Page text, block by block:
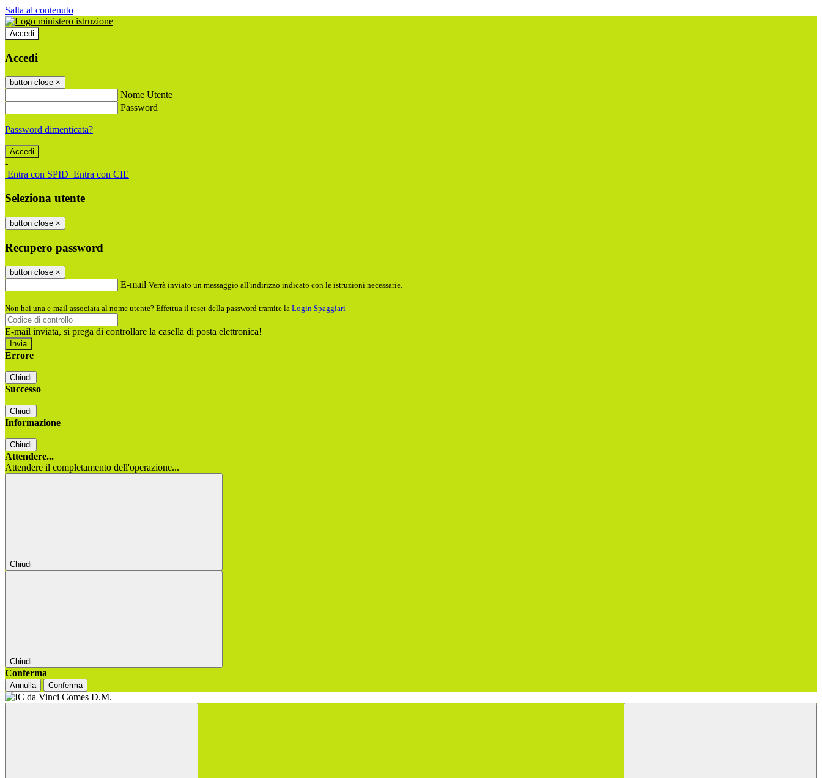
Salta al contenuto
Accedi
Accedi
button close ×
Nome Utente
Password
Password dimenticata?
-
Entra con SPID Entra con CIE
Seleziona utente
button close ×
Recupero password
button close ×
E-mail Verrà inviato un messaggio all'indirizzo indicato con le istruzioni necessarie.
Non hai una e-mail associata al nome utente? Effettua il reset della password tramite la Login Spaggiari
E-mail inviata, si prega di controllare la casella di posta elettronica!
Errore
Chiudi
Successo
Chiudi
Informazione
Chiudi
Attendere...
Attendere il completamento dell'operazione...
Chiudi
Chiudi
Conferma
Annulla Conferma